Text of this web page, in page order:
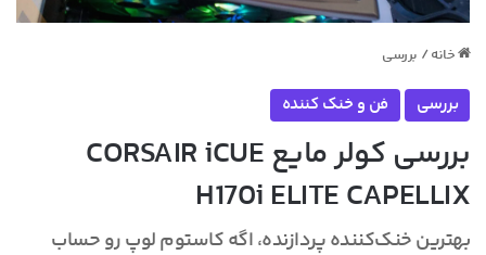
خانه / بررسی
بررسی فن و خنک کننده
بررسی کولر مایع CORSAIR iCUE
H170i ELITE CAPELLIX
بهترین خنک‌کننده پردازنده، اگه کاستوم لوپ رو حساب